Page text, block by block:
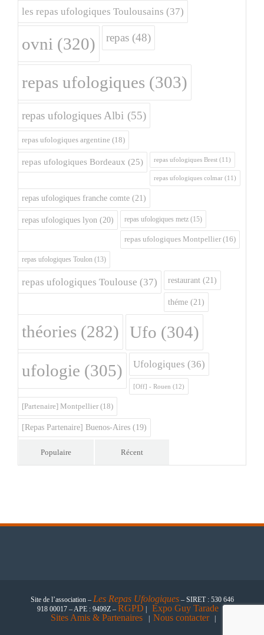
les repas ufologiques Toulousains (37)
ovni (320) repas (48)
repas ufologiques (303)
repas ufologiques Albi (55)
repas ufologiques argentine (18)
repas ufologiques Bordeaux (25) repas ufologiques Brest (11)
repas ufologiques colmar (11)
repas ufologiques franche comte (21)
repas ufologiques lyon (20) repas ufologiques metz (15)
repas ufologiques Montpellier (16)
repas ufologiques Toulon (13)
repas ufologiques Toulouse (37) restaurant (21)
théme (21)
théories (282) Ufo (304)
ufologie (305) Ufologiques (36)
[Off] - Rouen (12)
[Partenaire] Montpellier (18)
[Repas Partenaire] Buenos-Aires (19)
Populaire Récent
Site de l’association – Les Repas Ufologiques– SIRET : 530 646
918 00017 – APE : 9499Z – RGPD Expo Guy Tarade
Sites Amis & Partenaires Nous contacter|